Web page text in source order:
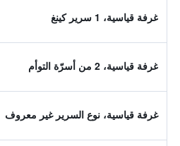
غرفة قياسية، 1 سرير كينغ
غرفة قياسية، 2 من أسرّة التوأم
غرفة قياسية، نوع السرير غير معروف